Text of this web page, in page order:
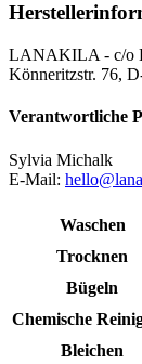
LANAKILA - c/o
Könneritzstr. 76,
Verantwortliche
Sylvia Michalk
E-Mail:
Waschen
Trocknen
Bügeln
Chemische
Bleichen